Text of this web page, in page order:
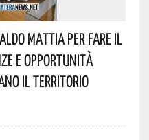
Mattia Per Fare Il
E Opportunità
Il Territorio